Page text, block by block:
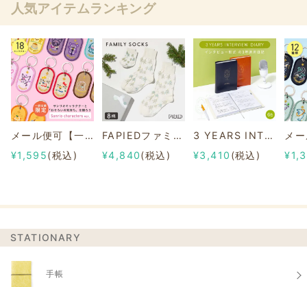
人気アイテムランキング
メール便可【一部店舗限定】2/8b PAIR KEY RING Sanrio characters ver.
¥1,595(税込)
FAPIEDファミリーソックスセット 総柄
¥4,840(税込)
3 YEARS INTERVIEW DIARY
¥3,410 (税込)
STATIONARY
手帳